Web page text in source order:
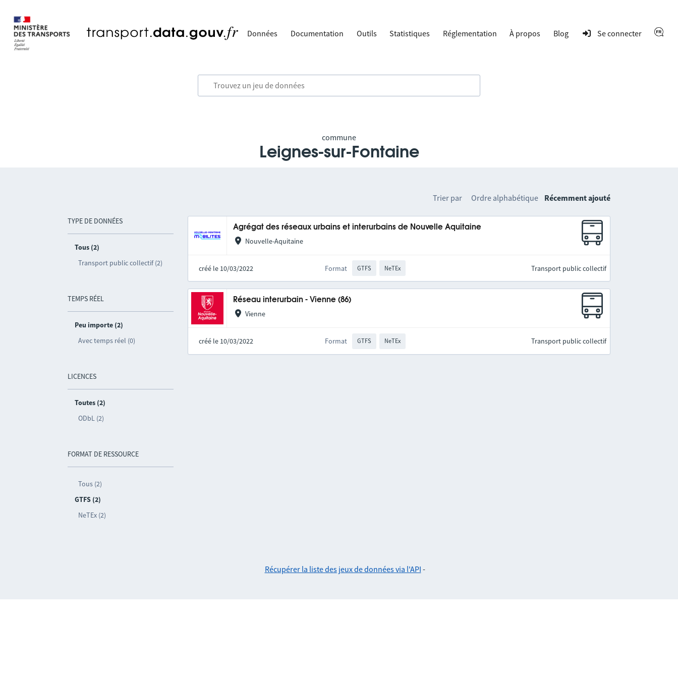
Données Documentation Outils Statistiques Réglementation À propos Blog Se connecter
commune
Leignes-sur-Fontaine
TYPE DE DONNÉES
Tous (2)
Transport public collectif (2)
TEMPS RÉEL
Peu importe (2)
Avec temps réel (0)
LICENCES
Toutes (2)
ODbL (2)
FORMAT DE RESSOURCE
Tous (2)
GTFS (2)
NeTEx (2)
Trier par Ordre alphabétique Récemment ajouté
Agrégat des réseaux urbains et interurbains de Nouvelle Aquitaine
Nouvelle-Aquitaine
créé le 10/03/2022 Format GTFS NeTEx Transport public collectif
Réseau interurbain - Vienne (86)
Vienne
créé le 10/03/2022 Format GTFS NeTEx Transport public collectif
Récupérer la liste des jeux de données via l'API -